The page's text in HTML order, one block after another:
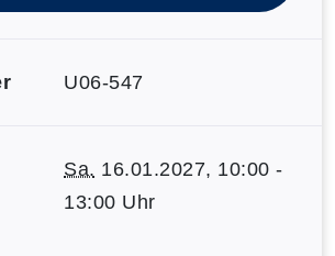
U06-547
Sa. 16.01.2027, 10:00 -
13:00 Uhr